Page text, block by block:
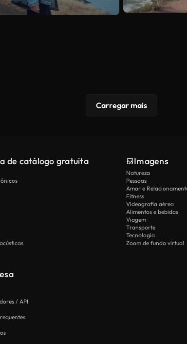
Carregar mais
de catálogo gratuita Imagens
Natureza
Pessoas
Amor e
Fitness
Videografia aérea
Alimentos e bebidas
Viagem
Transporte
Tecnologia
Zoom de fundo virtual
/ API